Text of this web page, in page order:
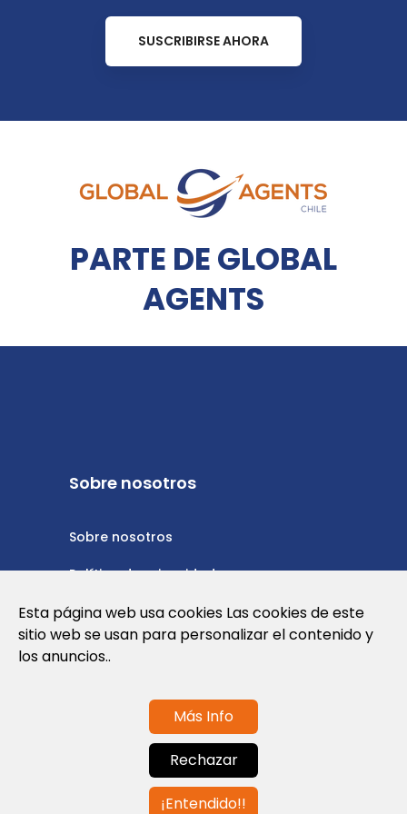
SUSCRIBIRSE AHORA
PARTE DE GLOBAL
AGENTS
Sobre nosotros
Sobre nosotros
Política de privacidad
Política de cookies
Nota Legal y Condiciones de Uso de la
Contáctanos
info@globalagents.net
Esta página web usa cookies Las cookies de este
sitio web se usan para personalizar el contenido y
los anuncios..
Más Info
Rechazar
¡Entendido!!